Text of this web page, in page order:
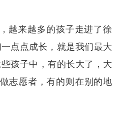
越来越多的孩子走进了徐
点点成长，就是我们最大
孩子中，有的长大了，大
志愿者，有的则在别的地